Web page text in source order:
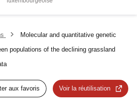
Molecular and quantitative genetic
populations of the declining grassland
aux favoris Voir la réutilisation